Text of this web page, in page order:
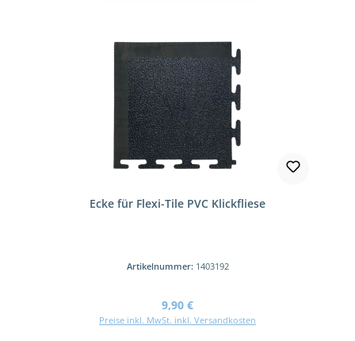
Ecke für Flexi-Tile PVC Klickfliese
Artikelnummer: 1403192
Regulärer Preis:
9,90 €
Preise inkl. MwSt. inkl. Versandkosten